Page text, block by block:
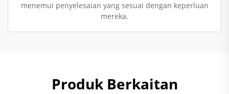
menemui penyelesaian yang sesuai dengan keperluan
mereka.
Produk Berkaitan